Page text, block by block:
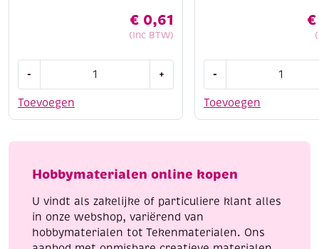
€ 0,61
(Inc BTW)
Toevoegen
-
kleurpotlood,
+
€
Toevoegen
-
acrylmarkers
pastel
Hobbymaterialen online kopen
U vindt als zakelijke of particuliere klant alles
in onze webshop, variërend van
hobbymaterialen tot Tekenmaterialen. Ons